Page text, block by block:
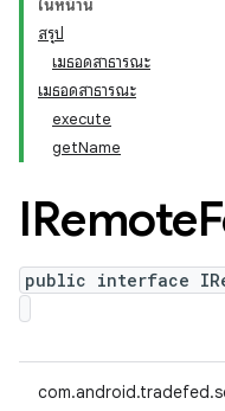
ในหน้านี้
สรุป
เมธอดสาธารณะ
เมธอดสาธารณะ
execute
getName
IRemote
public interface